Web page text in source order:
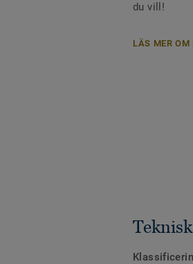
du vill!
LÄS MER OM